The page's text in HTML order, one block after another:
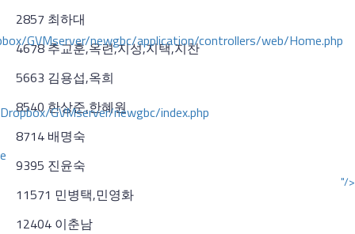
GVMserver/newgbc/application/controllers/web/Home.php
GVMserver/newgbc/index.php
"/>
2857 최하대
4678 추교훈,옥련,지성,지택,지찬
5663 김용섭,옥희
8540 한상준,한혜원
8714 배명숙
9395 진윤숙
11571 민병택,민영화
12404 이춘남